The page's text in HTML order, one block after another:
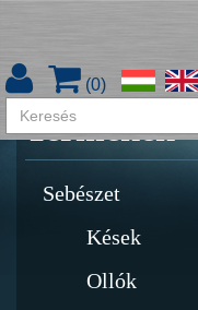
(0)
Termékek
Sebészet
Kések
Ollók